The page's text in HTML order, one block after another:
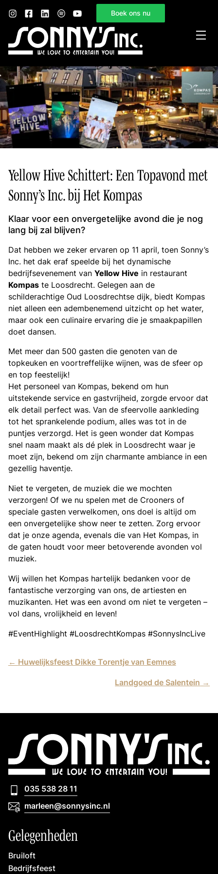
Boek ons nu
Home
Sonny’s Inc.
Mogelijkheden
Gelegenheden
Nieuws
Contact
Yellow Hive Schittert: Een Topavond met
Sonny’s Inc. bij Het Kompas
Klaar voor een onvergetelijke avond die je nog
lang bij zal blijven?
Dat hebben we zeker ervaren op 11 april, toen Sonny’s
Inc. het dak eraf speelde bij het dynamische
bedrijfsevenement van Yellow Hive in restaurant
Kompaste Loosdrecht. Gelegen aan de
schilderachtige Oud Loosdrechtse dijk, biedt Kompas
niet alleen een adembenemend uitzicht op het water,
maar ook een culinaire ervaring die je smaakpapillen
doet dansen.
Met meer dan 500 gasten die genoten van de
topkeuken en voortreffelijke wijnen, was de sfeer op
en top feestelijk!
Het personeel van Kompas, bekend om hun
uitstekende service en gastvrijheid, zorgde ervoor dat
elk detail perfect was. Van de sfeervolle aankleding
tot het sprankelende podium, alles was tot in de
puntjes verzorgd. Het is geen wonder dat Kompas
snel naam maakt als dé plek in Loosdrecht waar je
moet zijn, bekend om zijn charmante ambiance in een
gezellig haventje.
Niet te vergeten, de muziek die we mochten
verzorgen! Of we nu spelen met de Crooners of
speciale gasten verwelkomen, ons doel is altijd om
een onvergetelijke show neer te zetten. Zorg ervoor
dat je onze agenda, evenals die van Het Kompas, in
de gaten houdt voor meer betoverende avonden vol
muziek.
Wij willen het Kompas hartelijk bedanken voor de
fantastische verzorging van ons, de artiesten en
muzikanten. Het was een avond om niet te vergeten –
vol dans, vrolijkheid en leven!
#EventHighlight #LoosdrechtKompas #SonnysIncLive
← Huwelijksfeest Dikke Torentje van Eemnes
Landgoed de Salentein →
035 538 28 11
035 538 28 11
marleen@sonnysinc.nl
Gelegenheden
Bruiloft
Bedrijfsfeest